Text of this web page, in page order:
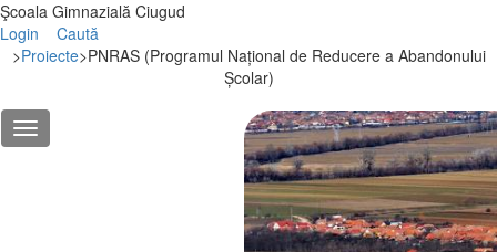
Şcoala Gimnazială Ciugud
Login
Caută
>Proiecte>PNRAS (Programul Național de Reducere a Abandonului
Școlar)